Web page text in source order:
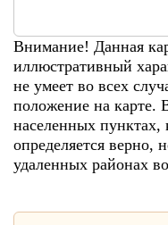
Внимание! Данная
иллюстративный
не умеет во всех
положение на карте.
населенных пунктах,
определяется верно,
удаленных районах